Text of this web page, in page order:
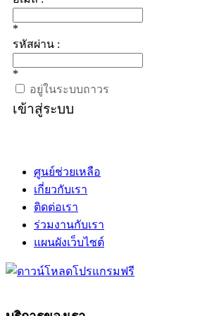
*
รหัสผ่าน :
*
อยู่ในระบบถาวร
เข้าสู่ระบบ
ศูนย์ช่วยเหลือ
เกี่ยวกับเรา
ติดต่อเรา
ร่วมงานกับเรา
แผนผังเว็บไซต์